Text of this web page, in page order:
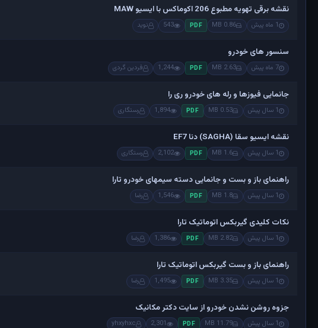
نقشه برقی تهویه مطبوع 206 اکوماکس با ایسیو MAW
1 ماه پیش 0.86 MB
PDF
543 نوید
سنسور های خودرو
7 ماه پیش 2.63 MB
PDF
1,244 فردین گردی
جانمایی فیوزها و رله های خودرو ری را
1 سال پیش 0.53 MB
PDF
1,894 رستگاری
نقشه ایسیو سقا (SAGHA) دنا EF7
1 سال پیش 1.6 MB
PDF
2,102 رستگاری
راهنمای باز و بست و جانمایی دسته سیمهای خودرو تارا
1 سال پیش 1.8 MB
PDF
1,546 رضا
نکات کلیدی گیربکس اتوماتیک تارا
1 سال پیش 2.82 MB
PDF
1,386 رضا
راهنمای باز و بست گیربکس اتوماتیک تارا
1 سال پیش 3.35 MB
PDF
1,495 رضا
جزوه روشن نشدن خودرو از سایت دکتر مکانیک
1 سال پیش 11.79 MB
PDF
2,301
yhxyhxc